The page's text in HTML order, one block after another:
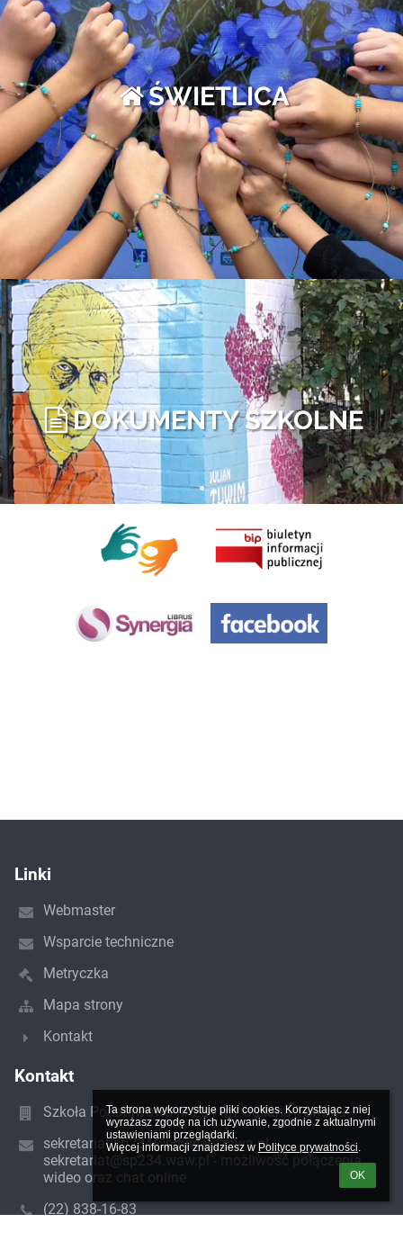
Ta strona wykorzystuje pliki cookies. Korzystając z niej
wyrażasz zgodę na ich używanie, zgodnie z aktualnymi
ustawieniami przeglądarki.
Więcej informacji znajdziesz w Polityce prywatności.
OK
ŚWIETLICA
DOKUMENTY SZKOLNE
Linki
Webmaster
Wsparcie techniczne
Metryczka
Mapa strony
Kontakt
Kontakt
Szkoła Podstawowa nr 234 im. Juliana Tuwima
sekretariat.sp234@eduwarszawa.pl,
sekretariat@sp234.waw.pl - możliwość połączenia
wideo oraz chat online
(22) 838-16-83